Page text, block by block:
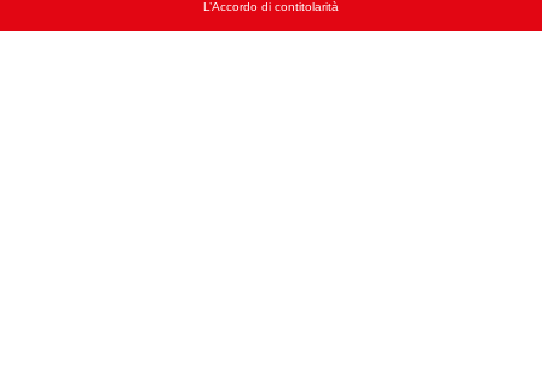
L’Accordo di contitolarità